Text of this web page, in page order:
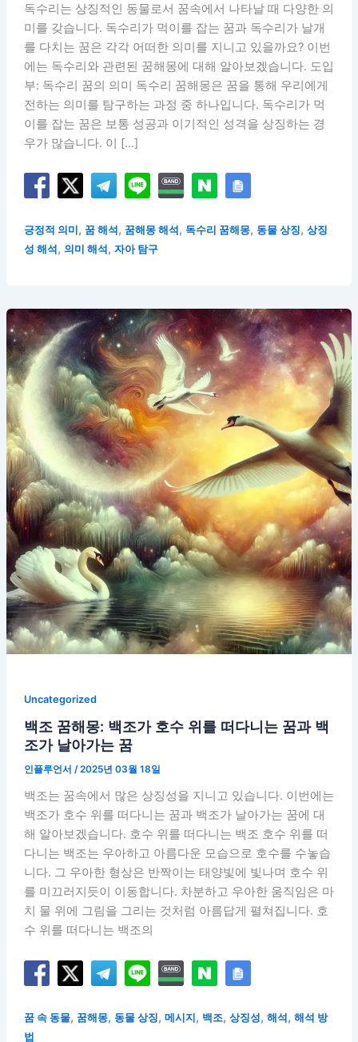
독수리는 상징적인 동물로서 꿈속에서 나타날 때 다양한 의
미를 갖습니다. 독수리가 먹이를 잡는 꿈과 독수리가 날개
를 다치는 꿈은 각각 어떠한 의미를 지니고 있을까요? 이번
에는 독수리와 관련된 꿈해몽에 대해 알아보겠습니다. 도입
부: 독수리 꿈의 의미 독수리 꿈해몽은 꿈을 통해 우리에게
전하는 의미를 탐구하는 과정 중 하나입니다. 독수리가 먹
이를 잡는 꿈은 보통 성공과 이기적인 성격을 상징하는 경
우가 많습니다. 이 […]
긍정적 의미 , 꿈 해석 , 꿈해몽 해석 , 독수리 꿈해몽, 동물 상징, 상징
성 해석 , 의미 해석 , 자아 탐구
Uncategorized
백조 꿈해몽: 백조가 호수 위를 떠다니는 꿈과 백
조가 날아가는 꿈
인플루언서 /2025년 03월 18일
백조는 꿈속에서 많은 상징성을 지니고 있습니다. 이번에는
백조가 호수 위를 떠다니는 꿈과 백조가 날아가는 꿈에 대
해 알아보겠습니다. 호수 위를 떠다니는 백조 호수 위를 떠
다니는 백조는 우아하고 아름다운 모습으로 호수를 수놓습
니다. 그 우아한 형상은 반짝이는 태양빛에 빛나며 호수 위
를 미끄러지듯이 이동합니다. 차분하고 우아한 움직임은 마
치 물 위에 그림을 그리는 것처럼 아름답게 펼쳐집니다. 호
수 위를 떠다니는 백조의
꿈 속 동물, 꿈해몽, 동물 상징, 메시지 , 백조, 상징성, 해석 , 해석 방
법